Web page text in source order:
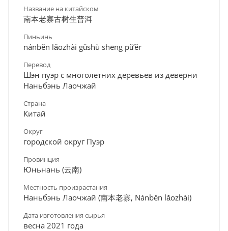
Название на китайском
南本老寨古树生普洱
Пиньинь
nánběn lǎozhài gǔshù shēng pǔ’ěr
Перевод
Шэн пуэр с многолетних деревьев из деверни
Наньбэнь Лаочжай
Страна
Китай
Округ
городской округ Пуэр
Провинция
Юньнань (云南)
Местность произрастания
Наньбэнь Лаочжай (南本老寨, Nánběn lǎozhài)
Дата изготовления сырья
весна 2021 года